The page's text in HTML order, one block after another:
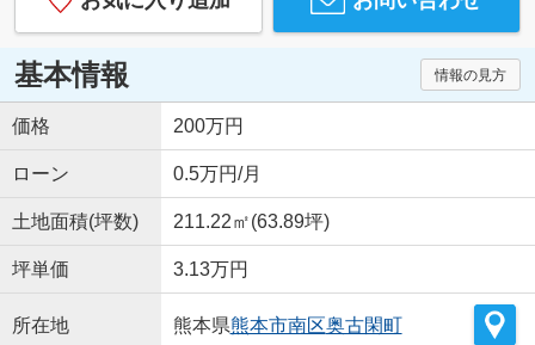
基本情報 情報の見方
価格 200万円
ローン 0.5万円/月
土地面積(坪数) 211.22㎡(63.89坪)
坪単価 3.13万円
所在地 熊本県熊本市南区奥古閑町